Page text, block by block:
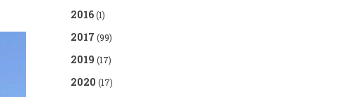
2016(1)
2017 (99)
2019 (17)
2020 (17)